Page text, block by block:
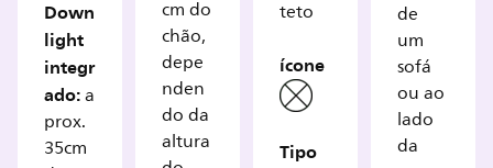
Down
light
integr
ado:a
prox.
35cm
cm do
chão,
depe
nden
do da
altura
teto
ícone
Tipo
de
um
sofá
ou ao
lado
da